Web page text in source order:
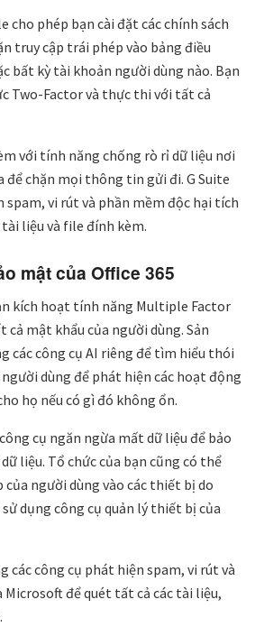
cho phép bạn cài đặt các chính sách
truy cập trái phép vào bảng điều
bất kỳ tài khoản người dùng nào. Bạn
Two-Factor và thực thi với tất cả
với tính năng chống rò rỉ dữ liệu nơi
để chặn mọi thông tin gửi đi. G Suite
vi rút và phần mềm độc hại tích
liệu và file đính kèm.
mật của Office 365
kích hoạt tính năng Multiple Factor
mật khẩu của người dùng. Sản
các công cụ AI riêng để tìm hiểu thói
dùng để phát hiện các hoạt động
họ nếu có gì đó không ổn.
cụ ngăn ngừa mất dữ liệu để bảo
liệu. Tổ chức của bạn cũng có thể
của người dùng vào các thiết bị do
dụng công cụ quản lý thiết bị của
các công cụ phát hiện spam, vi rút và
Microsoft để quét tất cả các tài liệu,